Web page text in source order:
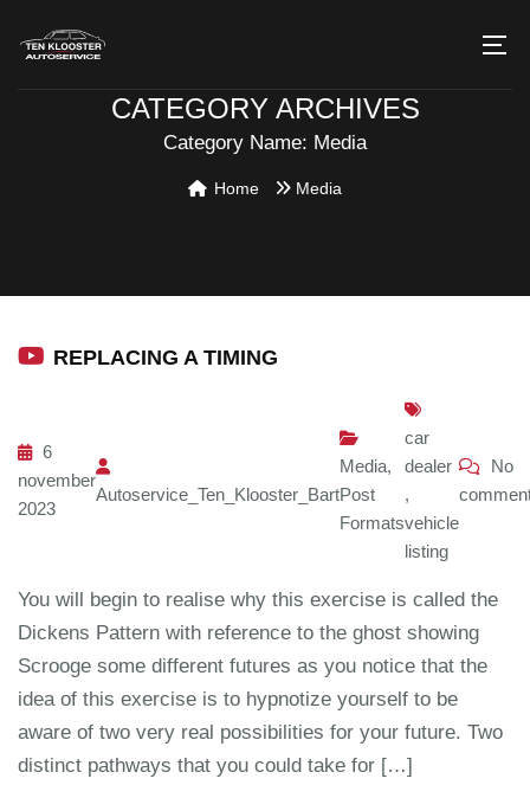
CATEGORY ARCHIVES
Category Name: Media
Home Media
REPLACING A TIMING
6
november
2023
Autoservice_Ten_Klooster_Bart
Media,
Post
Formats
car
dealer
,
vehicle
listing
No
You will begin to realise why this exercise is called the
Dickens Pattern with reference to the ghost showing
Scrooge some different futures as you notice that the
idea of this exercise is to hypnotize yourself to be
aware of two very real possibilities for your future. Two
distinct pathways that you could take for […]